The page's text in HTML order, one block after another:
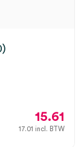
15.61
17.01 incl. BTW